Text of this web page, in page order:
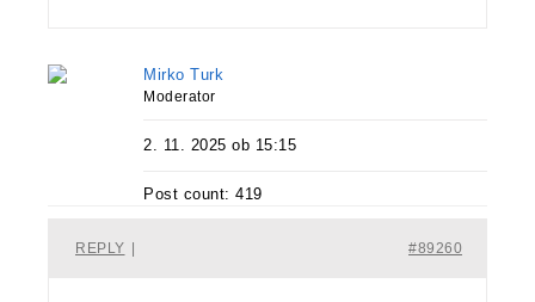
Mirko Turk
Moderator
2. 11. 2025 ob 15:15
Post count: 419
#89260
REPLY